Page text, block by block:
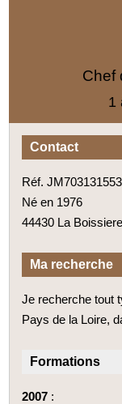
Chef
1
Contact
Réf. JM703131553
Né en 1976
44430 La
Ma recherche
Je recherche tout
Pays de la Loire,
Formations
2007 :